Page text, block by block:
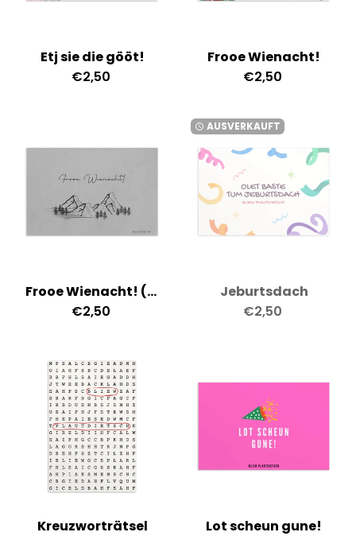
Etj sie die gööt!
€2,50
Frooe Wienacht!
€2,50
Frooe Wienacht! (Grau)
€2,50
watch_later AUSVERKAUFT
Jeburtsdach
€2,50
Kreuzworträtsel
Lot scheun gune!